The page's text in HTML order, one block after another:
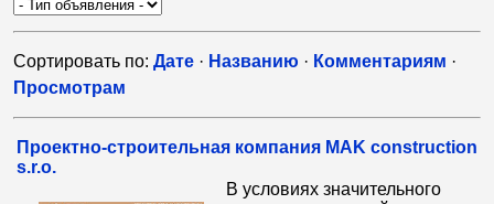
Сортировать по: Дате · Названию · Комментариям ·
Просмотрам
Проектно-строительная компания MAK construction
s.r.o.
В условиях значительного